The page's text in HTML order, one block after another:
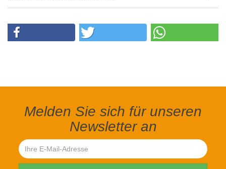
Melden Sie sich für unseren
Newsletter an